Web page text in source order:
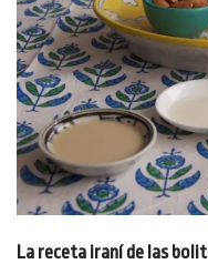
La receta iraní de las